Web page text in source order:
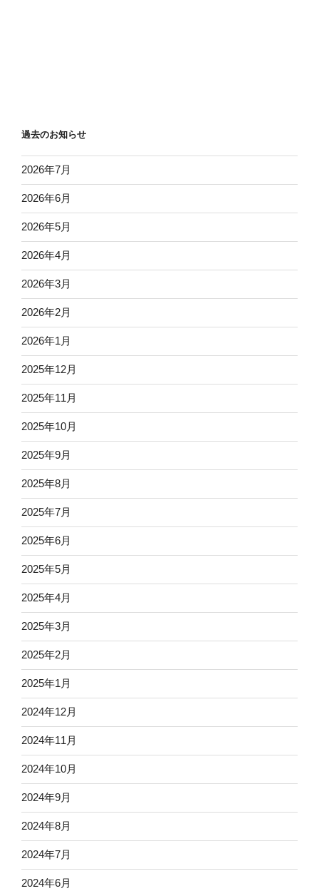
過去のお知らせ
2026年7月
2026年6月
2026年5月
2026年4月
2026年3月
2026年2月
2026年1月
2025年12月
2025年11月
2025年10月
2025年9月
2025年8月
2025年7月
2025年6月
2025年5月
2025年4月
2025年3月
2025年2月
2025年1月
2024年12月
2024年11月
2024年10月
2024年9月
2024年8月
2024年7月
2024年6月